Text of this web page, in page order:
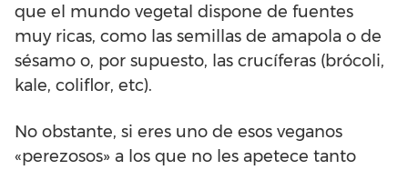
que el mundo vegetal dispone de fuentes
muy ricas, como las semillas de amapola o de
sésamo o, por supuesto, las crucíferas (brócoli,
kale, coliflor, etc).
No obstante, si eres uno de esos veganos
«perezosos» a los que no les apetece tanto